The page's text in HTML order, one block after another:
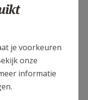
2026 -
je voorkeuren
onze
informatie